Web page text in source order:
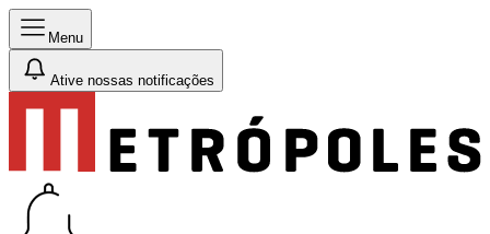
Menu
Ative nossas notificações